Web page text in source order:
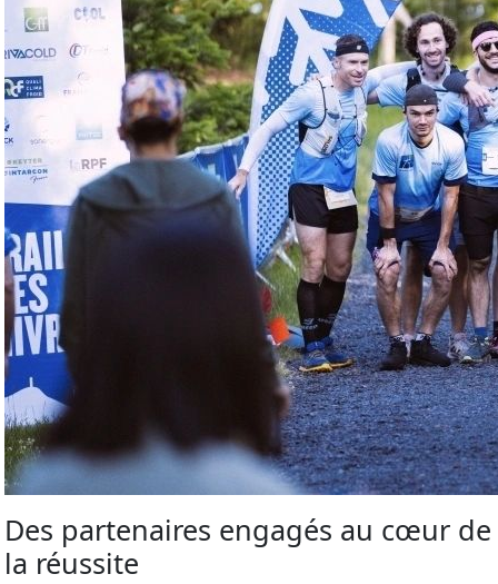
Des partenaires engagés au cœur de
la réussite